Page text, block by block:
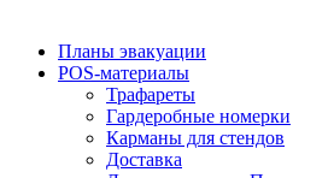
Планы эвакуации
POS-материалы
Трафареты
Гардеробные номерки
Карманы для стендов
Доставка